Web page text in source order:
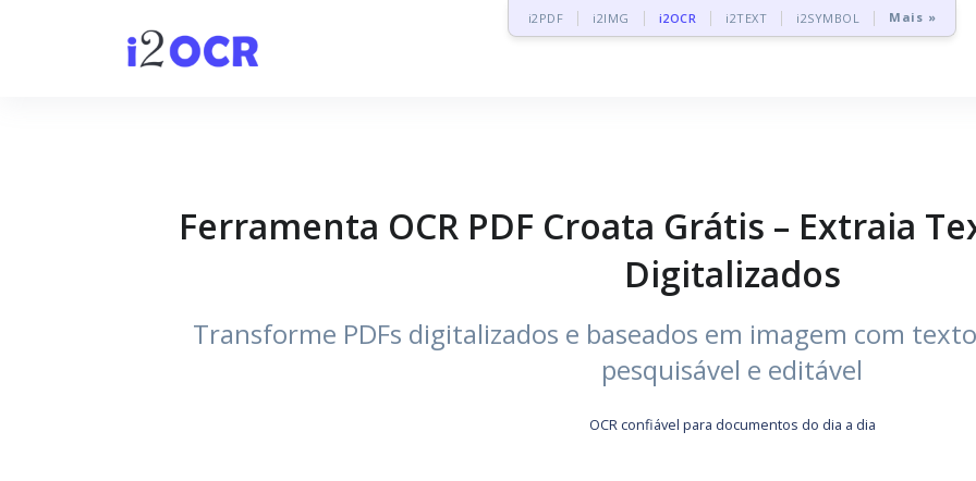
i2PDF i2IMG i2OCR i2TEXT i2SYMBOL Mais »
Ferramenta OCR PDF Croata Grátis – Extraia
Digitalizados
Transforme PDFs digitalizados e baseados em imagem com
pesquisável e editável
OCR confiável para documentos do dia a dia